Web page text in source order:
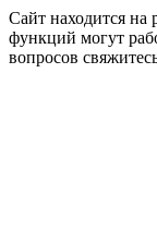
Сайт находится на
функций могут
вопросов